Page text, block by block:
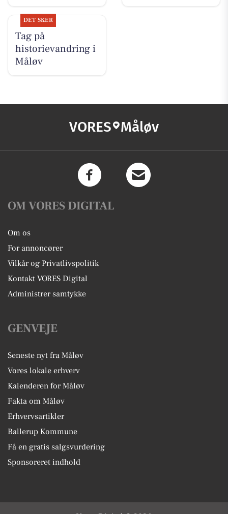
DET SKER
Tag på
historievandring i
Måløv
VORES Måløv
OM VORES DIGITAL
Om os
For annoncører
Vilkår og Privatlivspolitik
Kontakt VORES Digital
Administrer samtykke
GENVEJE
Seneste nyt fra Måløv
Vores lokale erhverv
Kalenderen for Måløv
Fakta om Måløv
Erhvervsartikler
Ballerup Kommune
Få en gratis salgsvurdering
Sponsoreret indhold